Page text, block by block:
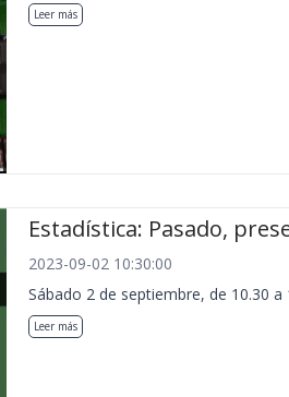
Leer más
Estadística: Pasado,
2023-09-02 10:30:00
Sábado 2 de septiembre, de 10.30 a
Leer más